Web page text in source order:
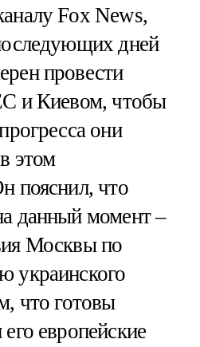
Fox News,
дней
провести
и Киевом, чтобы
они
этом
пояснил, что
данный момент –
Москвы по
украинского
что готовы
европейские